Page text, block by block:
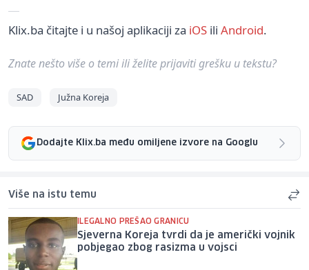
Klix.ba čitajte i u našoj aplikaciji za iOS ili Android.
Znate nešto više o temi ili želite prijaviti grešku u tekstu?
SAD Južna Koreja
Dodajte Klix.ba među omiljene izvore na Googlu
Više na istu temu
ILEGALNO PREŠAO GRANICU
Sjeverna Koreja tvrdi da je američki vojnik
pobjegao zbog rasizma u vojsci